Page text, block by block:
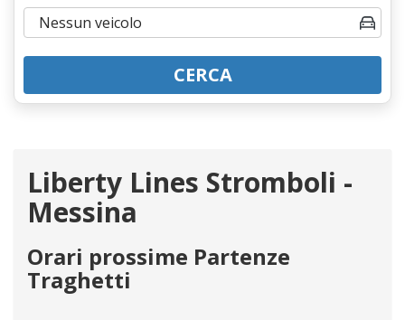
CERCA
Liberty Lines Stromboli -
Messina
Orari prossime Partenze
Traghetti